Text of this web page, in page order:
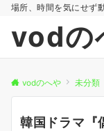
場所、時間を気にせず
vodの
vodのへや 未分類
韓国ドラマ『